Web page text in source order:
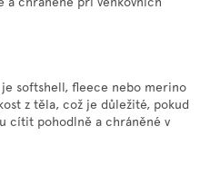
softshell, fleece nebo merino
z těla, což je důležité, pokud
cítit pohodlně a chráněné v